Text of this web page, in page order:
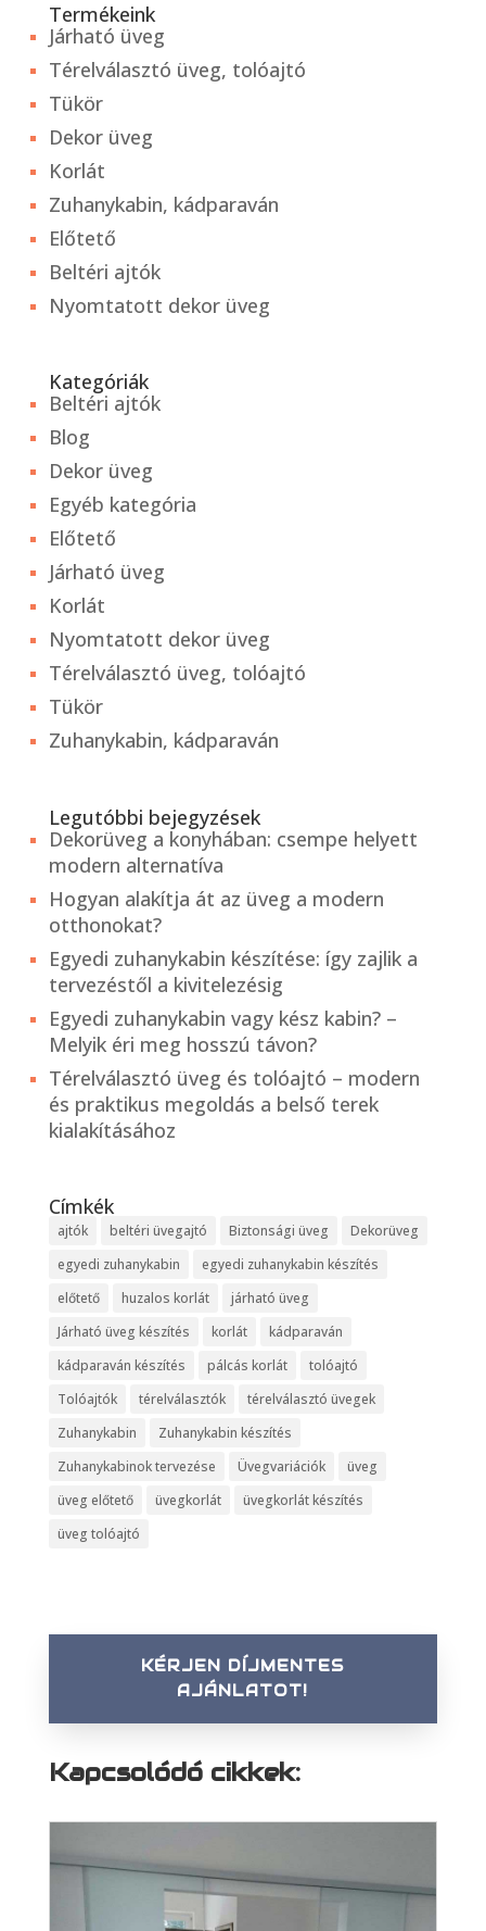
Termékeink
Járható üveg
Térelválasztó üveg, tolóajtó
Tükör
Dekor üveg
Korlát
Zuhanykabin, kádparaván
Előtető
Beltéri ajtók
Nyomtatott dekor üveg
Kategóriák
Beltéri ajtók
Blog
Dekor üveg
Egyéb kategória
Előtető
Járható üveg
Korlát
Nyomtatott dekor üveg
Térelválasztó üveg, tolóajtó
Tükör
Zuhanykabin, kádparaván
Legutóbbi bejegyzések
Dekorüveg a konyhában: csempe helyett
modern alternatíva
Hogyan alakítja át az üveg a modern
otthonokat?
Egyedi zuhanykabin készítése: így zajlik a
tervezéstől a kivitelezésig
Egyedi zuhanykabin vagy kész kabin? –
Melyik éri meg hosszú távon?
Térelválasztó üveg és tolóajtó – modern
és praktikus megoldás a belső terek
kialakításához
Címkék
ajtók beltéri üvegajtó Biztonsági üveg
Dekorüveg
egyedi zuhanykabin
egyedi zuhanykabin készítés
előtető
huzalos korlát
járható üveg
Járható üveg készítés
korlát
kádparaván
kádparaván készítés
pálcás korlát
tolóajtó
Tolóajtók
térelválasztók
térelválasztó üvegek
Zuhanykabin
Zuhanykabin készítés
Zuhanykabinok tervezése
Üvegvariációk
üveg
üveg előtető
üvegkorlát
üvegkorlát készítés
üveg tolóajtó
KÉRJEN DÍJMENTES
AJÁNLATOT!
Kapcsolódó cikkek: